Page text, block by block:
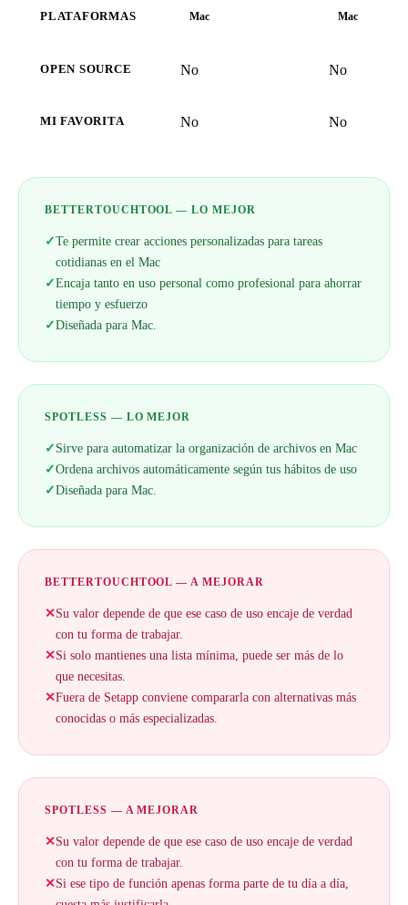
PLATAFORMAS Mac Mac
OPEN SOURCE No No
MI FAVORITA No No
BETTERTOUCHTOOL — LO MEJOR
✓Te permite crear acciones personalizadas para tareas
cotidianas en el Mac
✓Encaja tanto en uso personal como profesional para ahorrar
tiempo y esfuerzo
✓Diseñada para Mac.
SPOTLESS — LO MEJOR
✓Sirve para automatizar la organización de archivos en Mac
✓Ordena archivos automáticamente según tus hábitos de uso
✓Diseñada para Mac.
BETTERTOUCHTOOL — A MEJORAR
✕Su valor depende de que ese caso de uso encaje de verdad
con tu forma de trabajar.
✕Si solo mantienes una lista mínima, puede ser más de lo
que necesitas.
✕Fuera de Setapp conviene compararla con alternativas más
conocidas o más especializadas.
SPOTLESS — A MEJORAR
✕Su valor depende de que ese caso de uso encaje de verdad
con tu forma de trabajar.
✕Si ese tipo de función apenas forma parte de tu día a día,